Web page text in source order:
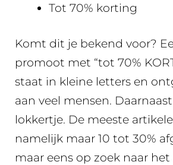
Tot 70% korting
Komt dit je bekend voor?
promoot met “tot 70%
staat in kleine letters en
aan veel mensen.
lokkertje. De meeste
namelijk maar 10 tot 30%
maar eens op zoek naar